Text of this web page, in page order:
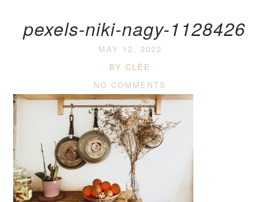
pexels-niki-nagy-1128426
MAY 12, 2022
BY CLÉE
NO COMMENTS